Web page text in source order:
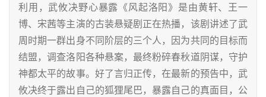
利用，武攸决野心暴露《风起洛阳》是由黄轩、王一
博、宋茜等主演的古装悬疑剧正在热播，该剧讲述了武
周时期一群出身不同阶层的三个人，因为共同的目标而
结盟，调查洛阳各种悬案，最终粉碎春秋道阴谋，守护
神都太平的故事。好了言归正传，在最新的预告中，武
攸决终于露出自己的狐狸尾巴，暴露自己的真面目，公